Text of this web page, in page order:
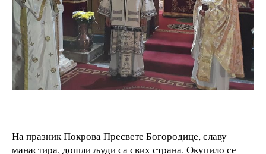
На празник Покрова Пресвете Богородице, славу
манастира, дошли људи са свих страна. Окупило се